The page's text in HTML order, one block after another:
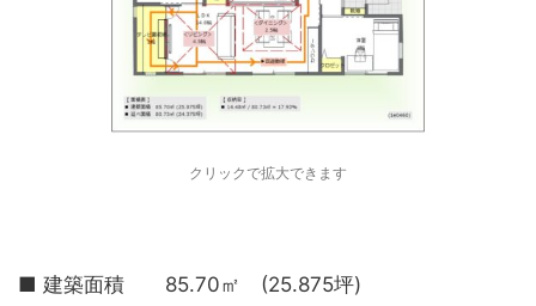
クリックで拡大できます
■ 建築面積 85.70㎡ (25.875坪)